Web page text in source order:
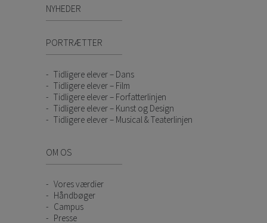
NYHEDER
PORTRÆTTER
Tidligere elever – Dans
Tidligere elever – Film
Tidligere elever – Forfatterlinjen
Tidligere elever – Kunst og Design
Tidligere elever – Musical & Teaterlinjen
OM OS
Vores værdier
Håndbøger
Campus
Presse